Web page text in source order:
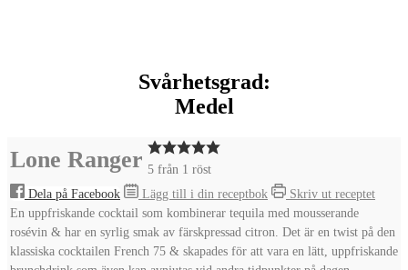
Svårhetsgrad:
Medel
Lone Ranger 5 från 1 röst
Dela på Facebook
Lägg till i din receptbok
Skriv ut receptet
En uppfriskande cocktail som kombinerar tequila med mousserande
rosévin & har en syrlig smak av färskpressad citron. Det är en twist på den
klassiska cocktailen French 75 & skapades för att vara en lätt, uppfriskande